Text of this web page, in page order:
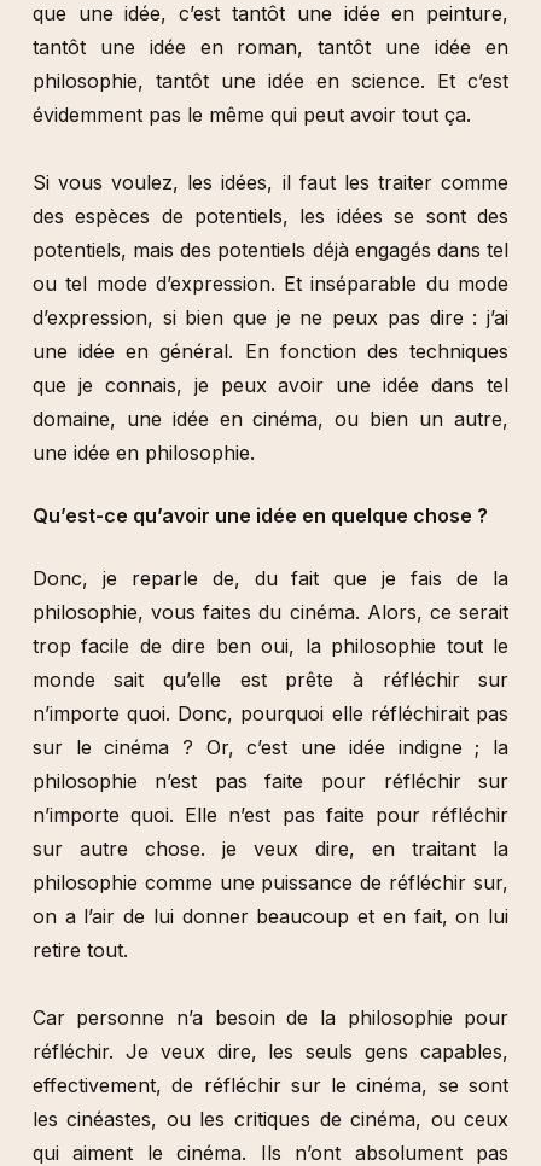
que une idée, c’est tantôt une idée en peinture,
tantôt une idée en roman, tantôt une idée en
philosophie, tantôt une idée en science. Et c’est
évidemment pas le même qui peut avoir tout ça.
Si vous voulez, les idées, il faut les traiter comme
des espèces de potentiels, les idées se sont des
potentiels, mais des potentiels déjà engagés dans tel
ou tel mode d’expression. Et inséparable du mode
d’expression, si bien que je ne peux pas dire : j’ai
une idée en général. En fonction des techniques
que je connais, je peux avoir une idée dans tel
domaine, une idée en cinéma, ou bien un autre,
une idée en philosophie.
Qu’est-ce qu’avoir une idée en quelque chose ?
Donc, je reparle de, du fait que je fais de la
philosophie, vous faites du cinéma. Alors, ce serait
trop facile de dire ben oui, la philosophie tout le
monde sait qu’elle est prête à réfléchir sur
n’importe quoi. Donc, pourquoi elle réfléchirait pas
sur le cinéma ? Or, c’est une idée indigne ; la
philosophie n’est pas faite pour réfléchir sur
n’importe quoi. Elle n’est pas faite pour réfléchir
sur autre chose. je veux dire, en traitant la
philosophie comme une puissance de réfléchir sur,
on a l’air de lui donner beaucoup et en fait, on lui
retire tout.
Car personne n’a besoin de la philosophie pour
réfléchir. Je veux dire, les seuls gens capables,
effectivement, de réfléchir sur le cinéma, se sont
les cinéastes, ou les critiques de cinéma, ou ceux
qui aiment le cinéma. Ils n’ont absolument pas